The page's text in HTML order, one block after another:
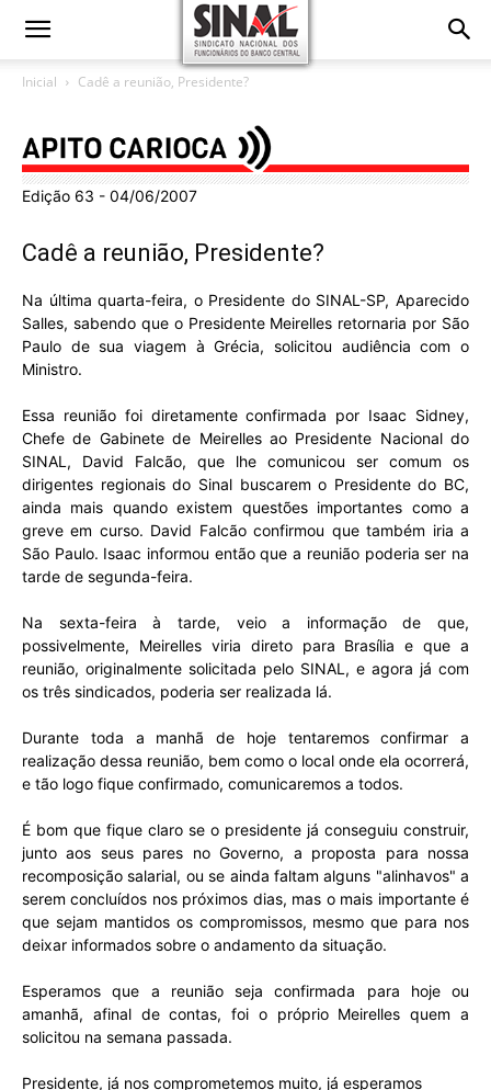
Inicial Cadê a reunião, Presidente?
Edição 63 - 04/06/2007
Cadê a reunião, Presidente?
Na última quarta-feira, o Presidente do SINAL-SP, Aparecido
Salles, sabendo que o Presidente Meirelles retornaria por São
Paulo de sua viagem à Grécia, solicitou audiência com o
Ministro.
Essa reunião foi diretamente confirmada por Isaac Sidney,
Chefe de Gabinete de Meirelles ao Presidente Nacional do
SINAL, David Falcão, que lhe comunicou ser comum os
dirigentes regionais do Sinal buscarem o Presidente do BC,
ainda mais quando existem questões importantes como a
greve em curso. David Falcão confirmou que também iria a
São Paulo. Isaac informou então que a reunião poderia ser na
tarde de segunda-feira.
Na sexta-feira à tarde, veio a informação de que,
possivelmente, Meirelles viria direto para Brasília e que a
reunião, originalmente solicitada pelo SINAL, e agora já com
os três sindicados, poderia ser realizada lá.
Durante toda a manhã de hoje tentaremos confirmar a
realização dessa reunião, bem como o local onde ela ocorrerá,
e tão logo fique confirmado, comunicaremos a todos.
É bom que fique claro se o presidente já conseguiu construir,
junto aos seus pares no Governo, a proposta para nossa
recomposição salarial, ou se ainda faltam alguns "alinhavos" a
serem concluídos nos próximos dias, mas o mais importante é
que sejam mantidos os compromissos, mesmo que para nos
deixar informados sobre o andamento da situação.
Esperamos que a reunião seja confirmada para hoje ou
amanhã, afinal de contas, foi o próprio Meirelles quem a
solicitou na semana passada.
Presidente, já nos comprometemos muito, já esperamos